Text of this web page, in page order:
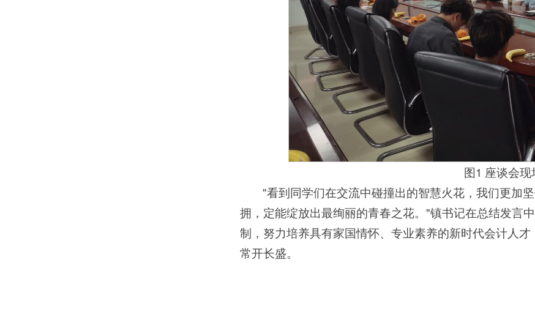
图1 座谈会现
"看到同学们在交流中碰撞出的智慧火花，我们更加
拥，定能绽放出最绚丽的青春之花。"镇书记在总结发言
制，努力培养具有家国情怀、专业素养的新时代会计人
常开长盛。